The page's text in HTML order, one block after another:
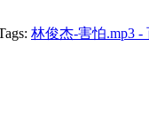
林俊杰-害怕.mp3